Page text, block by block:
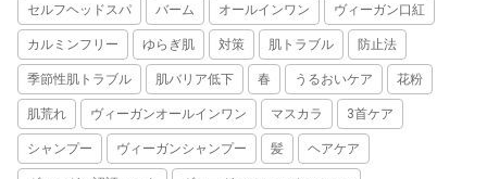
セルフヘッドスパ バーム オールインワン ヴィーガン口紅
カルミンフリー ゆらぎ肌 対策 肌トラブル 防止法
季節性肌トラブル 肌バリア低下 春 うるおいケア 花粉
肌荒れ ヴィーガンオールインワン マスカラ 3首ケア
シャンプー ヴィーガンシャンプー 髪 ヘアケア